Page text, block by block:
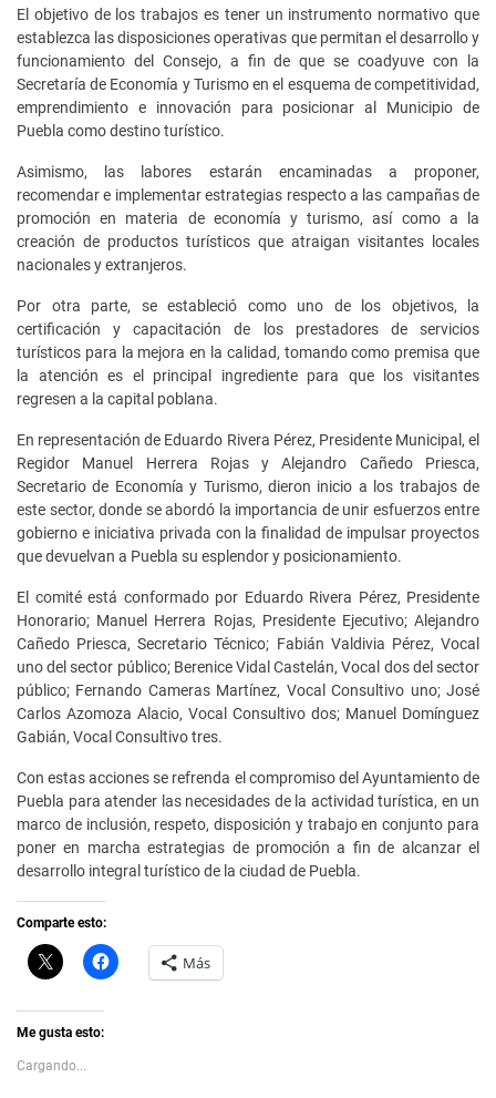
El objetivo de los trabajos es tener un instrumento normativo que
establezca las disposiciones operativas que permitan el desarrollo y
funcionamiento del Consejo, a fin de que se coadyuve con la
Secretaría de Economía y Turismo en el esquema de competitividad,
emprendimiento e innovación para posicionar al Municipio de
Puebla como destino turístico.
Asimismo, las labores estarán encaminadas a proponer,
recomendar e implementar estrategias respecto a las campañas de
promoción en materia de economía y turismo, así como a la
creación de productos turísticos que atraigan visitantes locales
nacionales y extranjeros.
Por otra parte, se estableció como uno de los objetivos, la
certificación y capacitación de los prestadores de servicios
turísticos para la mejora en la calidad, tomando como premisa que
la atención es el principal ingrediente para que los visitantes
regresen a la capital poblana.
En representación de Eduardo Rivera Pérez, Presidente Municipal, el
Regidor Manuel Herrera Rojas y Alejandro Cañedo Priesca,
Secretario de Economía y Turismo, dieron inicio a los trabajos de
este sector, donde se abordó la importancia de unir esfuerzos entre
gobierno e iniciativa privada con la finalidad de impulsar proyectos
que devuelvan a Puebla su esplendor y posicionamiento.
El comité está conformado por Eduardo Rivera Pérez, Presidente
Honorario; Manuel Herrera Rojas, Presidente Ejecutivo; Alejandro
Cañedo Priesca, Secretario Técnico; Fabián Valdivia Pérez, Vocal
uno del sector público; Berenice Vidal Castelán, Vocal dos del sector
público; Fernando Cameras Martínez, Vocal Consultivo uno; José
Carlos Azomoza Alacio, Vocal Consultivo dos; Manuel Domínguez
Gabián, Vocal Consultivo tres.
Con estas acciones se refrenda el compromiso del Ayuntamiento de
Puebla para atender las necesidades de la actividad turística, en un
marco de inclusión, respeto, disposición y trabajo en conjunto para
poner en marcha estrategias de promoción a fin de alcanzar el
desarrollo integral turístico de la ciudad de Puebla.
Comparte esto:
C
l
k
t
s
h
H
a Más
Me gusta esto:
Cargando...